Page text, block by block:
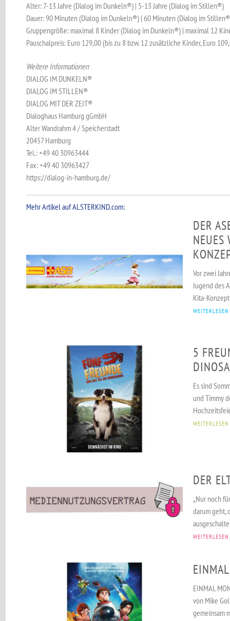
Alter: 7-13 Jahre (Dialog im Dunkeln®) | 5-13 Jahre (Dialog im Stillen®)
Dauer: 90 Minuten (Dialog im Dunkeln®) | 60 Minuten (Dialog im
Gruppengröße: maximal 8 Kinder (Dialog im Dunkeln®) | maximal 12
Pauschalpreis: Euro 129,00 (bis zu 8 bzw. 12 zusätzliche Kinder, Euro
Weitere Informationen
DIALOG IM DUNKELN®
DIALOG IM STILLEN®
DIALOG MIT DER ZEIT®
Dialoghaus Hamburg gGmbH
Alter Wandrahm 4 / Speicherstadt
20457 Hamburg
Tel.: +49 40 30963444
Fax: +49 40 30963427
https://dialog-in-hamburg.de/
Mehr Artikel auf ALSTERKIND.com:
DER
NEUES
Vor zwei
Jugend des
Kita-
WEITERLESEN
5
Es sind
und Timmy
WEITERLESEN
DER
„Nur noch
darum geht,
WEITERLESEN
EINMAL
von Mike
gemeinsam